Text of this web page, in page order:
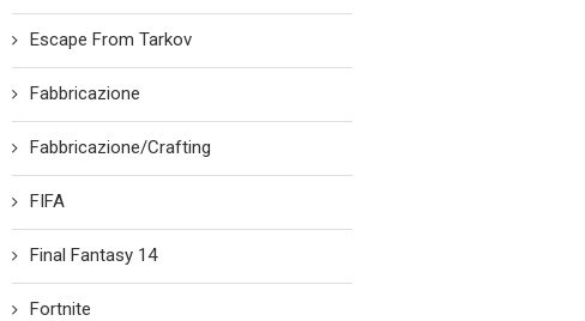
Escape From Tarkov
Fabbricazione
Fabbricazione/Crafting
FIFA
Final Fantasy 14
Fortnite